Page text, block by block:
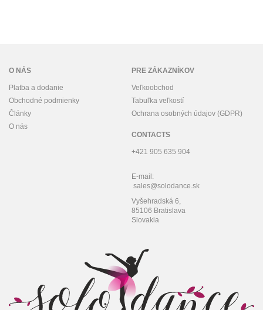
O NÁS
Platba a dodanie
Obchodné podmienky
Články
O nás
PRE ZÁKAZNÍKOV
Veľkoobchod
Tabuľka veľkostí
Ochrana osobných údajov (GDPR)
CONTACTS
+421 905 635 904
E-mail:
sales@solodance.sk
Vyšehradská 6,
85106 Bratislava
Slovakia